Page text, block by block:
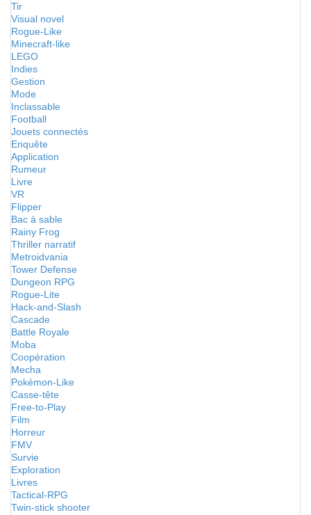
Tir
Visual novel
Rogue-Like
Minecraft-like
LEGO
Indies
Gestion
Mode
Inclassable
Football
Jouets connectés
Enquête
Application
Rumeur
Livre
VR
Flipper
Bac à sable
Rainy Frog
Thriller narratif
Metroidvania
Tower Defense
Dungeon RPG
Rogue-Lite
Hack-and-Slash
Cascade
Battle Royale
Moba
Coopération
Mecha
Pokémon-Like
Casse-tête
Free-to-Play
Film
Horreur
FMV
Survie
Exploration
Livres
Tactical-RPG
Twin-stick shooter